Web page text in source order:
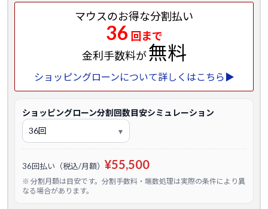
マウスのお得な分割払い
36 回まで
金利手数料が無料
ショッピングローンについて詳しくはこちら▶
ショッピングローン分割回数目安シミュレーション
36回払い（税込/月額） ¥55,500
※ 分割月額は目安です。分割手数料・端数処理は実際の条件により異
なる場合があります。